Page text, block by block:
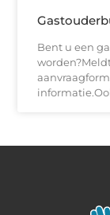
Bent u een